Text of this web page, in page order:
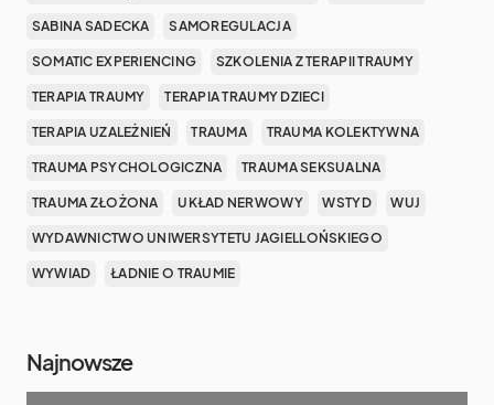
SABINA SADECKA SAMOREGULACJA
SOMATIC EXPERIENCING SZKOLENIA Z TERAPII TRAUMY
TERAPIA TRAUMY TERAPIA TRAUMY DZIECI
TERAPIA UZALEŻNIEŃ TRAUMA TRAUMA KOLEKTYWNA
TRAUMA PSYCHOLOGICZNA TRAUMA SEKSUALNA
TRAUMA ZŁOŻONA UKŁAD NERWOWY WSTYD WUJ
WYDAWNICTWO UNIWERSYTETU JAGIELLOŃSKIEGO
WYWIAD ŁADNIE O TRAUMIE
Najnowsze